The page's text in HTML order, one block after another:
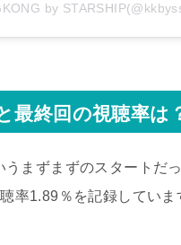
by
最終回の視聴率は
うまずまずのスタートだ
率1.89％を記録してい